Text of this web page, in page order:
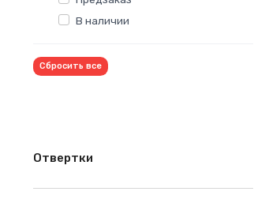
В наличии
Сбросить все
Отвертки